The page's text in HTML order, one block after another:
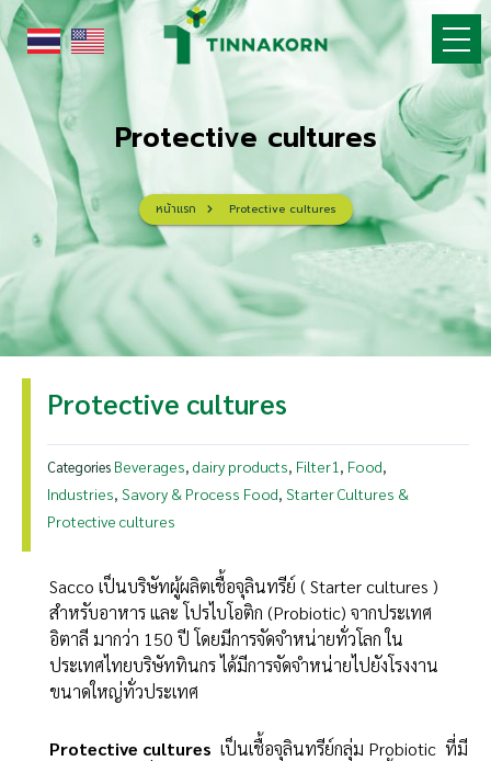
Skip
to
content
Protective cultures
หน้าแรก Protective cultures
Protective cultures
Categories Beverages, dairy products, Filter1 , Food,
Industries, Savory & Process Food, Starter Cultures &
Protective cultures
Sacco เป็นบริษัทผู้ผลิตเชื้อจุลินทรีย์ ( Starter cultures )
สำหรับอาหาร และ โปรไบโอติก (Probiotic) จากประเทศ
อิตาลี มากว่า 150 ปี โดยมีการจัดจำหน่ายทั่วโลก ใน
ประเทศไทยบริษัททินกร ได้มีการจัดจำหน่ายไปยังโรงงาน
ขนาดใหญ่ทั่วประเทศ
Protective cultures เป็นเชื้อจุลินทรีย์กลุ่ม Probiotic ที่มี